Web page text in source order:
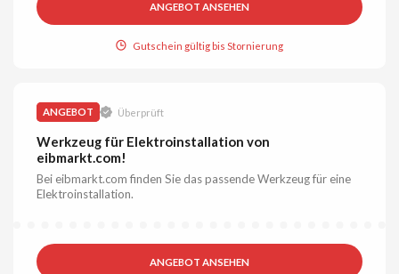
ANGEBOT ANSEHEN
Gutschein gültig bis Stornierung
ANGEBOT Überprüft
Werkzeug für Elektroinstallation von
eibmarkt.com!
Bei eibmarkt.com finden Sie das passende Werkzeug für eine
Elektroinstallation.
ANGEBOT ANSEHEN